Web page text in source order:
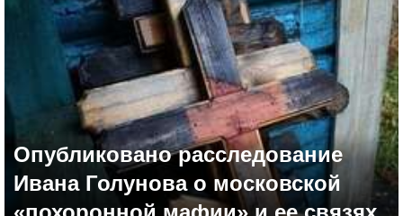
+7
Опубликовано расследование
Ивана Голунова о московской